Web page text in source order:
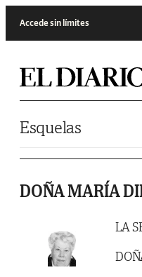
Accede sin límites
Esquelas
DOÑA MARÍA
LA